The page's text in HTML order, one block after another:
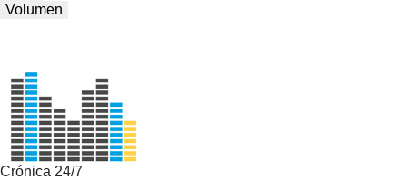
Volumen
Crónica 24/7